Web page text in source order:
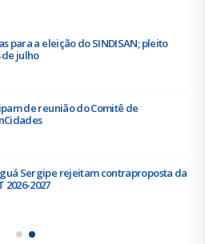
para a eleição do SINDISAN; pleito
de julho
de reunião do Comitê de
Sergipe rejeitam contraproposta da
2026-2027